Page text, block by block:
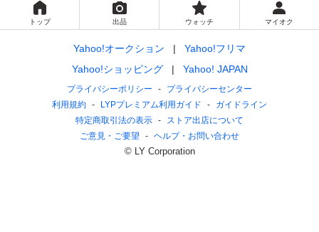
トップ 出品 ウォッチ マイオク
Yahoo!オークション
Yahoo!フリマ
Yahoo!ショッピング
Yahoo! JAPAN
プライバシーポリシー
プライバシーセンター
利用規約
LYPプレミアム利用ガイド
ガイドライン
特定商取引法の表示
ストア出店について
ご意見・ご要望
ヘルプ・お問い合わせ
© LY Corporation